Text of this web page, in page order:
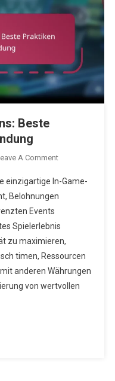
Beste
A CommentOn
Arena
Event
Beste
Praktiken
Für
Die
Verwendung
einzigartige In-Game-
Belohnungen
Events
Spielerlebnis
zu maximieren,
timen, Ressourcen
anderen Währungen
von wertvollen